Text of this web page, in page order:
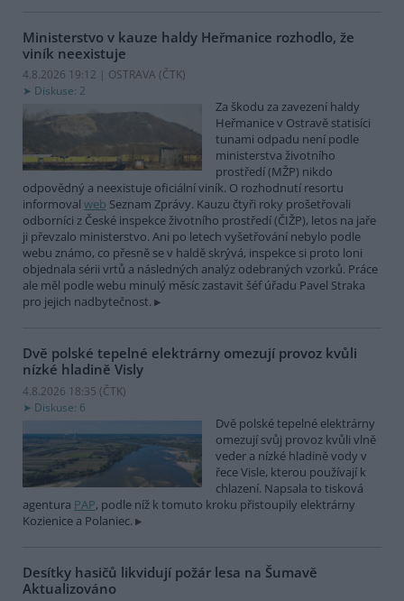
Ministerstvo v kauze haldy Heřmanice rozhodlo, že
viník neexistuje
4.8.2026 19:12 | OSTRAVA (ČTK)
Diskuse: 2
Za škodu za zavezení haldy
Heřmanice v Ostravě statisíci
tunami odpadu není podle
ministerstva životního
prostředí (MŽP) nikdo
odpovědný a neexistuje oficiální viník. O rozhodnutí resortu
informoval web Seznam Zprávy. Kauzu čtyři roky prošetřovali
odborníci z České inspekce životního prostředí (ČIŽP), letos na jaře
ji převzalo ministerstvo. Ani po letech vyšetřování nebylo podle
webu známo, co přesně se v haldě skrývá, inspekce si proto loni
objednala sérii vrtů a následných analýz odebraných vzorků. Práce
ale měl podle webu minulý měsíc zastavit šéf úřadu Pavel Straka
pro jejich nadbytečnost.
Dvě polské tepelné elektrárny omezují provoz kvůli
nízké hladině Visly
4.8.2026 18:35 (ČTK)
Diskuse: 6
Dvě polské tepelné elektrárny
omezují svůj provoz kvůli vlně
veder a nízké hladině vody v
řece Visle, kterou používají k
chlazení. Napsala to tisková
agentura PAP, podle níž k tomuto kroku přistoupily elektrárny
Kozienice a Polaniec.
Desítky hasičů likvidují požár lesa na Šumavě
Aktualizováno